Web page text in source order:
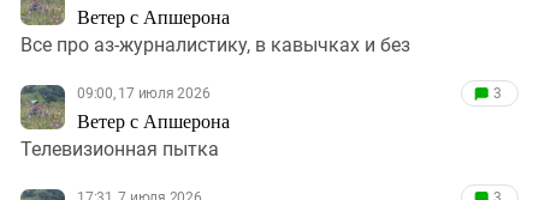
Ветер с Апшерона
Все про аз-журналистику, в кавычках и без
09:00, 17 июля 2026
Ветер с Апшерона
3
Телевизионная пытка